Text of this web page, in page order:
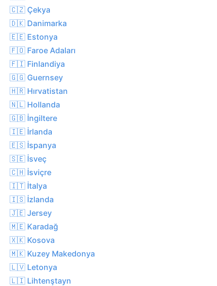
🇨🇿 Çekya
🇩🇰 Danimarka
🇪🇪 Estonya
🇫🇴 Faroe Adaları
🇫🇮 Finlandiya
🇬🇬 Guernsey
🇭🇷 Hırvatistan
🇳🇱 Hollanda
🇬🇧 İngiltere
🇮🇪 İrlanda
🇪🇸 İspanya
🇸🇪 İsveç
🇨🇭 İsviçre
🇮🇹 İtalya
🇮🇸 İzlanda
🇯🇪 Jersey
🇲🇪 Karadağ
🇽🇰 Kosova
🇲🇰 Kuzey Makedonya
🇱🇻 Letonya
🇱🇮 Lihtenştayn